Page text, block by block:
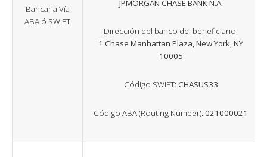
Bancaria Vía
ABA ó SWIFT
JPMORGAN CHASE BANK N.A.
Dirección del banco del beneficiario:
1 Chase Manhattan Plaza, New York, NY
10005
Código SWIFT: CHASUS33
Código ABA (Routing Number): 021000021